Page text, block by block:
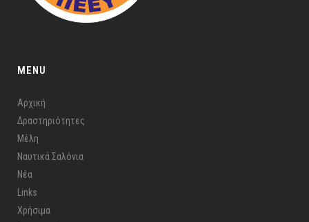
MENU
Αρχική
Δραστηριότητες
Μέλη
Ναυτικά Σαλόνια
Νέα
Links
Χρήσιμα